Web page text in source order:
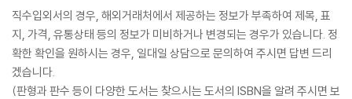
직수입외서의 경우, 해외거래처에서 제공하는 정보가 부족하여 제목, 표
지, 가격, 유통상태 등의 정보가 미비하거나 변경되는 경우가 있습니다. 정
확한 확인을 원하시는 경우, 일대일 상담으로 문의하여 주시면 답변 드리
겠습니다.
(판형과 판수 등이 다양한 도서는 찾으시는 도서의 ISBN을 알려 주시면 보